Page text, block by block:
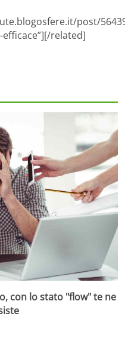
post/
related]
con lo stato "flow" te ne